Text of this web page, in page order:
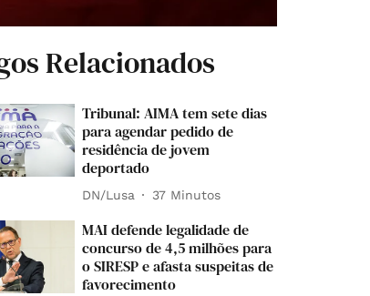
Relacionados
Tribunal: AIMA tem sete dias
para agendar pedido de
residência de jovem
deportado
DN/Lusa 37 Minutos
MAI defende legalidade de
concurso de 4,5 milhões para
o SIRESP e afasta suspeitas de
favorecimento